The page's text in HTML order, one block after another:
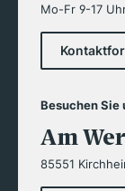
Mo-Fr 9-17
Besuchen Sie
Am
85551